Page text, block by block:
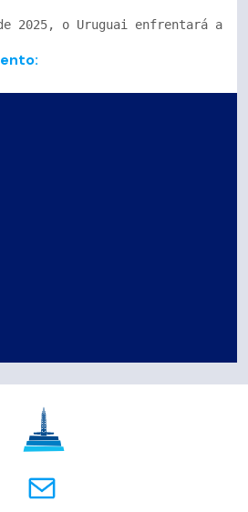
2025, o Uruguai enfrentará a